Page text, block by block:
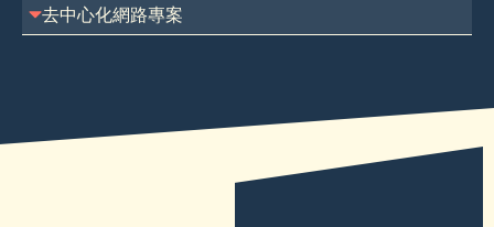
去中心化網路專案